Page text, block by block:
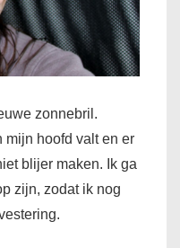
zonnebril.
mijn hoofd valt en er
blijer maken. Ik ga
zijn, zodat ik nog